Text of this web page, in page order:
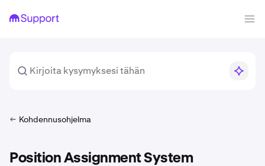
Kohdennusohjelma
Position Assignment System